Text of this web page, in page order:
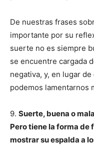
De nuestras frases
importante por su
suerte no es siempre
se encuentre cargada
negativa, y, en lugar
podemos lamentarnos
9. Suerte, buena o
Pero tiene la forma de
mostrar su espalda a